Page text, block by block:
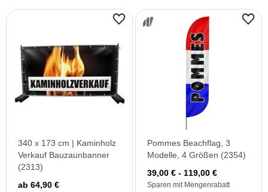
340 x 173 cm | Kaminholz
Verkauf Bauzaunbanner
(2313)
ab 64,90 €
Pommes Beachflag, 3
Modelle, 4 Größen (2354)
39,00 € - 119,00 €
Sparen mit Mengenrabatt